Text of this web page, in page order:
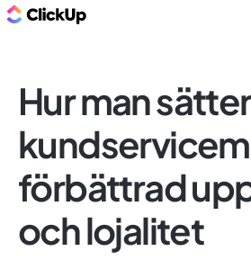
Hur man
förbättrad
och lojalitet